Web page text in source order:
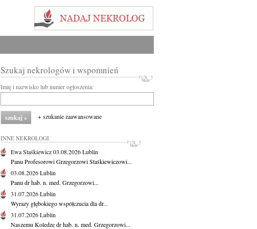
Szukaj nekrologów i wspomnień
Imię i nazwisko lub numer ogłoszenia:
+ szukanie zaawansowane
INNE NEKROLOGI
Ewa Staśkiewicz03.08.2026Lublin
Panu Profesorowi Grzegorzowi Staśkiewiczowi...
03.08.2026Lublin
Panu dr hab. n. med. Grzegorzowi...
31.07.2026Lublin
Wyrazy głębokiego współczucia dla dr...
31.07.2026Lublin
Naszemu Koledze dr hab. n. med. Grzegorzowi...